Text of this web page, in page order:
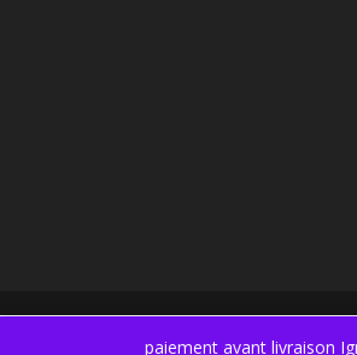
paiement avant livraison